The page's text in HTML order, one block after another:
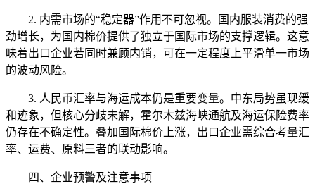
2. 内需市场的“稳定器”作用不可忽视。国内服装消费的强
劲增长，为国内棉价提供了独立于国际市场的支撑逻辑。这意
味着出口企业若同时兼顾内销，可在一定程度上平滑单一市场
的波动风险。
3. 人民币汇率与海运成本仍是重要变量。中东局势虽现缓
和迹象，但核心分歧未解，霍尔木兹海峡通航及海运保险费率
仍存在不确定性。叠加国际棉价上涨，出口企业需综合考量汇
率、运费、原料三者的联动影响。
四、企业预警及注意事项